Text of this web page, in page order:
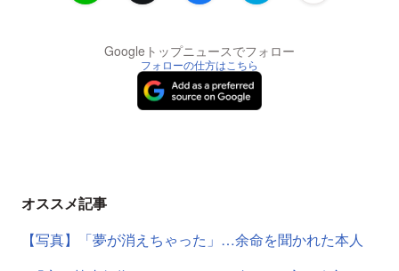
Googleトップニュースでフォロー
フォローの仕方はこちら
オススメ記事
【写真】「夢が消えちゃった」…余命を聞かれた本人